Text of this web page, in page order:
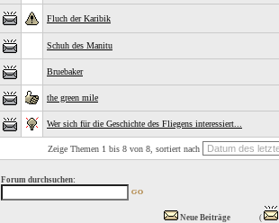
Fluch der Karibik
Schuh des Manitu
Bruebaker
the green mile
Wer sich für die Geschichte des Fliegens interessiert...
Zeige Themen 1 bis 8 von 8, sortiert nach
Forum durchsuchen:
Neue Beiträge (